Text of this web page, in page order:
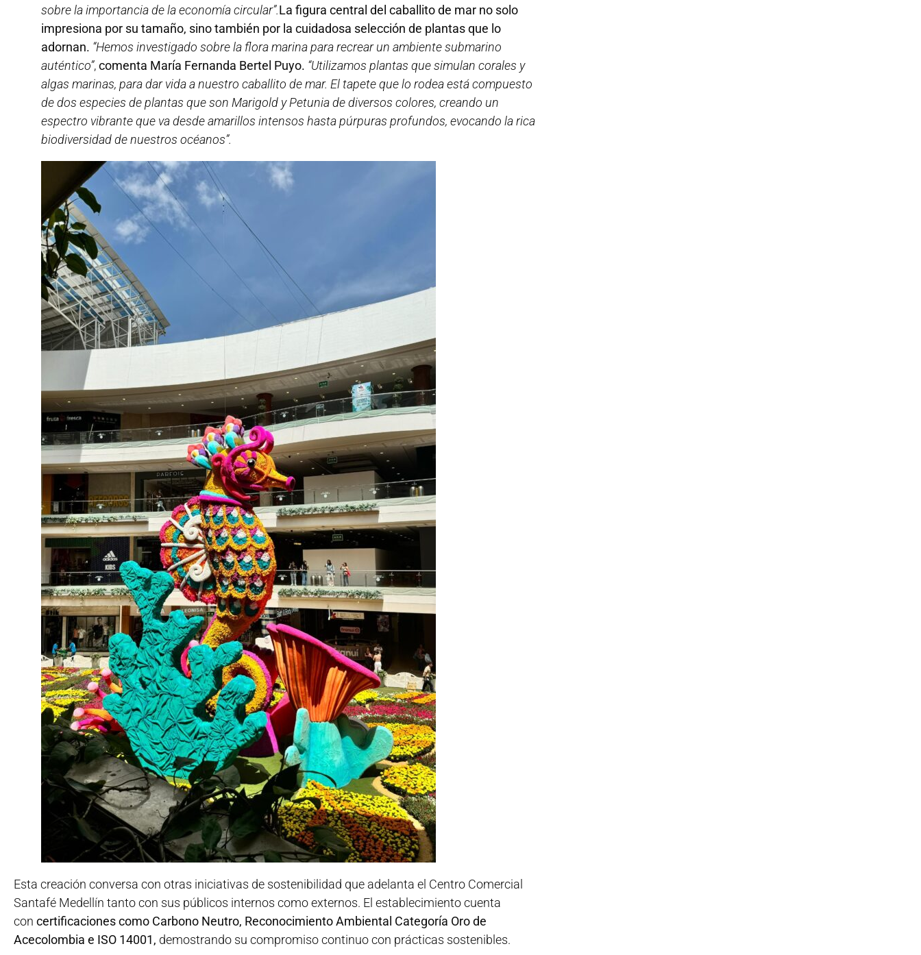
sobre la importancia de la economía circular”.La figura central del caballito de mar no solo
impresiona por su tamaño, sino también por la cuidadosa selección de plantas que lo
adornan. “Hemos investigado sobre la flora marina para recrear un ambiente submarino
auténtico”,comenta María Fernanda Bertel Puyo. “Utilizamos plantas que simulan corales y
algas marinas, para dar vida a nuestro caballito de mar. El tapete que lo rodea está compuesto
de dos especies de plantas que son Marigold y Petunia de diversos colores, creando un
espectro vibrante que va desde amarillos intensos hasta púrpuras profundos, evocando la rica
biodiversidad de nuestros océanos”.
Esta creación conversa con otras iniciativas de sostenibilidad que adelanta el Centro Comercial
Santafé Medellín tanto con sus públicos internos como externos. El establecimiento cuenta
con certificaciones como Carbono Neutro, Reconocimiento Ambiental Categoría Oro de
Acecolombia e ISO 14001, demostrando su compromiso continuo con prácticas sostenibles.